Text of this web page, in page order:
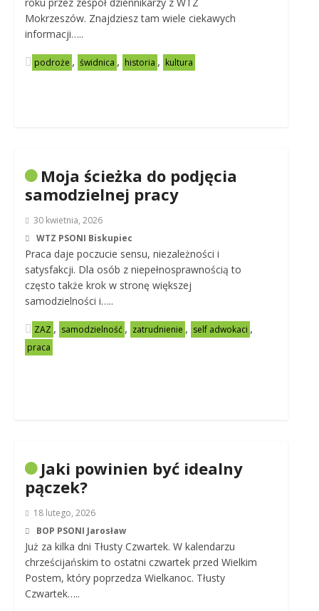
Mokrzeszów. Znajdziesz tam wiele ciekawych
informacji…..
podroże , świdnica , historia , kultura
Moja ścieżka do podjęcia
samodzielnej pracy
30 kwietnia, 2026
WTZ PSONI Biskupiec
Praca daje poczucie sensu, niezależności i
satysfakcji. Dla osób z niepełnosprawnością to
często także krok w stronę większej
samodzielności i…..
ZAZ , samodzielność , zatrudnienie , self adwokaci ,
praca
Jaki powinien być idealny
pączek?
18 lutego, 2026
BOP PSONI Jarosław
Już za kilka dni Tłusty Czwartek. W kalendarzu
chrześcijańskim to ostatni czwartek przed Wielkim
Postem, który poprzedza Wielkanoc. Tłusty
Czwartek…..